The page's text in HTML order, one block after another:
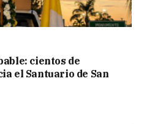
cientos de
el Santuario de San